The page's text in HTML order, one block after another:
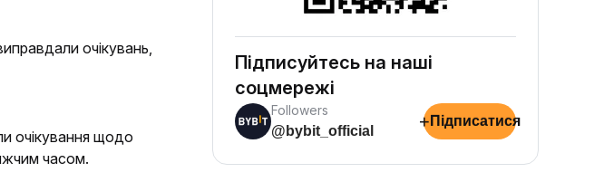
очікувань,
очікування щодо
часом.
Підписуйтесь на наші
соцмережі
Followers
@bybit_official
+ Підписатися